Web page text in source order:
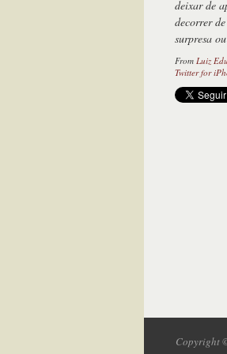
deixar de
decorrer de
surpresa
From Luiz
Twitter for
Copyright